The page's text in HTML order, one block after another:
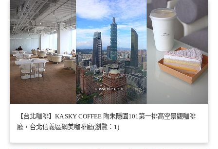
【台北咖啡】KA SKY COFFEE 陶朱隱園101第一排高空景觀咖啡
廳，台北信義區網美咖啡廳(瀏覽：1)